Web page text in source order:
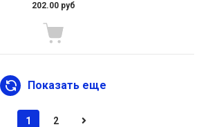
202.00 руб
Показать еще
1 2